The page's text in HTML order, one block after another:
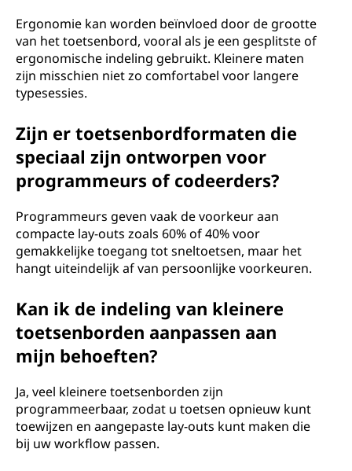
Ergonomie kan worden beïnvloed door de grootte
van het toetsenbord, vooral als je een gesplitste of
ergonomische indeling gebruikt. Kleinere maten
zijn misschien niet zo comfortabel voor langere
typesessies.
Zijn er toetsenbordformaten die
speciaal zijn ontworpen voor
programmeurs of codeerders?
Programmeurs geven vaak de voorkeur aan
compacte lay-outs zoals 60% of 40% voor
gemakkelijke toegang tot sneltoetsen, maar het
hangt uiteindelijk af van persoonlijke voorkeuren.
Kan ik de indeling van kleinere
toetsenborden aanpassen aan
mijn behoeften?
Ja, veel kleinere toetsenborden zijn
programmeerbaar, zodat u toetsen opnieuw kunt
toewijzen en aangepaste lay-outs kunt maken die
bij uw workflow passen.